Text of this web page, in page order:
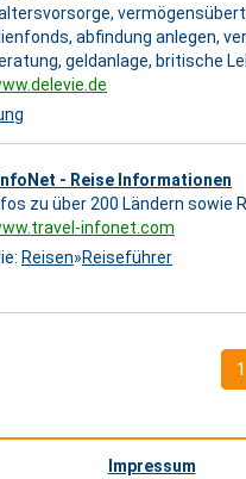
abfindung anlegen,
geldanlage, britische
- Reise Informationen
zu über 200 Ländern sowie
infonet.com
Reisen»Reiseführer
1
Impressum